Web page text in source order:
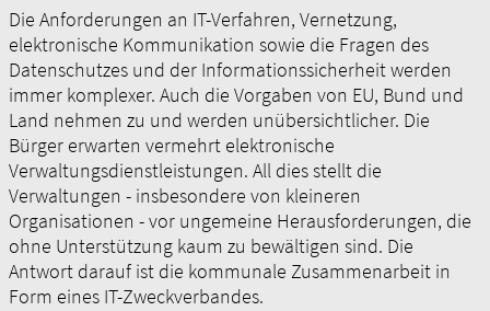
Die Anforderungen an IT-Verfahren, Vernetzung,
elektronische Kommunikation sowie die Fragen des
Datenschutzes und der Informationssicherheit werden
immer komplexer. Auch die Vorgaben von EU, Bund und
Land nehmen zu und werden unübersichtlicher. Die
Bürger erwarten vermehrt elektronische
Verwaltungsdienstleistungen. All dies stellt die
Verwaltungen - insbesondere von kleineren
Organisationen - vor ungemeine Herausforderungen, die
ohne Unterstützung kaum zu bewältigen sind. Die
Antwort darauf ist die kommunale Zusammenarbeit in
Form eines IT-Zweckverbandes.